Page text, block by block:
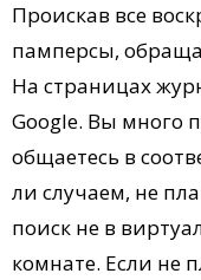
Проискав все
памперсы,
На страницах
Google. Вы много
общаетесь в
ли случаем, не
поиск не в
комнате. Если не